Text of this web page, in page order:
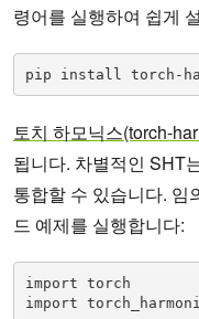
령어를 실행하여 쉽게
pip install torch-
토치 하모닉스(torch-
됩니다. 차별적인 SHT
통합할 수 있습니다. 임
드 예제를 실행합니다:
import torch
import